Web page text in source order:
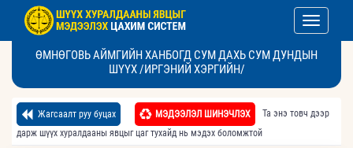
Toggle
ӨМНӨГОВЬ АЙМГИЙН ХАНБОГД СУМ ДАХЬ СУМ ДУНДЫН
ШҮҮХ /ИРГЭНИЙ ХЭРГИЙН/
Жагсаалт руу буцах МЭДЭЭЛЭЛ ШИНЭЧЛЭХ
Та энэ товч дээр
дарж шүүх хуралдааны явцыг цаг тухайд нь мэдэх боломжтой